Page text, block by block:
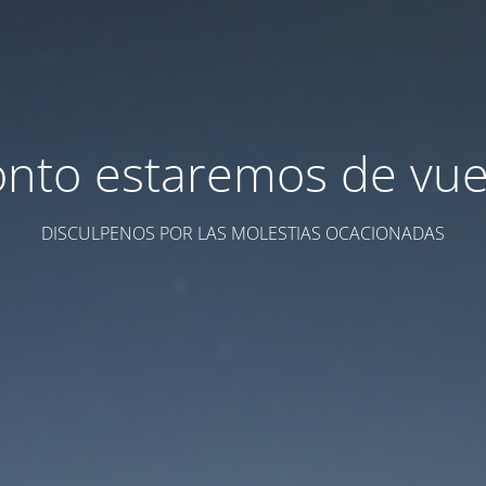
estaremos de
DISCULPENOS POR LAS MOLESTIAS OCACIONADAS